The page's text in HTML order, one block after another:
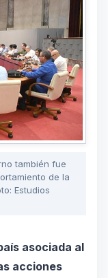
también fue
de la
Estudios
asociada al
acciones